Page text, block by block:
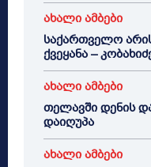
ახალი ამბები
საქართველო
ქვეყანა –
ახალი ამბები
თელავში დენის
დაიღუპა
ახალი ამბები